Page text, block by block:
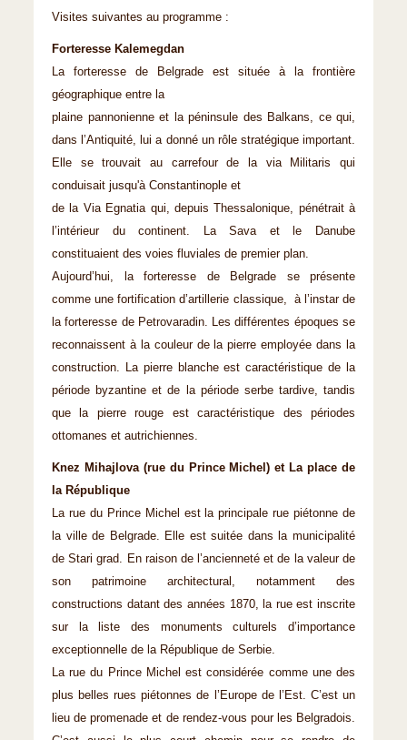
Visites suivantes au programme :
Forteresse Kalemegdan
La forteresse de Belgrade est située à la frontière
géographique entre la
plaine pannonienne et la péninsule des Balkans, ce qui,
dans l’Antiquité, lui a donné un rôle stratégique important.
Elle se trouvait au carrefour de la via Militaris qui
conduisait jusqu'à Constantinople et
de la Via Egnatia qui, depuis Thessalonique, pénétrait à
l’intérieur du continent. La Sava et le Danube
constituaient des voies fluviales de premier plan.
Aujourd’hui, la forteresse de Belgrade se présente
comme une fortification d’artillerie classique, à l’instar de
la forteresse de Petrovaradin. Les différentes époques se
reconnaissent à la couleur de la pierre employée dans la
construction. La pierre blanche est caractéristique de la
période byzantine et de la période serbe tardive, tandis
que la pierre rouge est caractéristique des périodes
ottomanes et autrichiennes.
Knez Mihajlova (rue du Prince Michel) et La place de
la République
La rue du Prince Michel est la principale rue piétonne de
la ville de Belgrade. Elle est suitée dans la municipalité
de Stari grad. En raison de l’ancienneté et de la valeur de
son patrimoine architectural, notamment des
constructions datant des années 1870, la rue est inscrite
sur la liste des monuments culturels d’importance
exceptionnelle de la République de Serbie.
La rue du Prince Michel est considérée comme une des
plus belles rues piétonnes de l’Europe de l’Est. C’est un
lieu de promenade et de rendez-vous pour les Belgradois.